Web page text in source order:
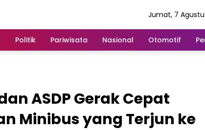
Jumat, 7
Politik Pariwisata Nasional Otomotif
ASDP Gerak Cepat
Minibus yang Terjun ke